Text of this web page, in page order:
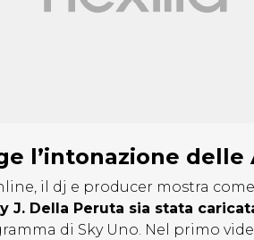
l’intonazione delle
il dj e producer mostra come
J. Della Peruta sia stata
di Sky Uno. Nel primo